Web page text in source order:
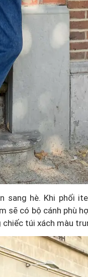
hè. Khi phối
sẽ có bộ cánh phù
túi xách màu